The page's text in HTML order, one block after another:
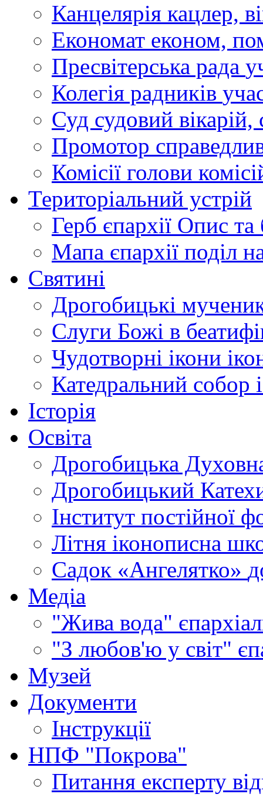
Канцелярія кацлер,
Економат економ,
Пресвітерська рада
Колегія радників
Суд судовий вікарій,
Промотор
Комісії голови
Територіальний устрій
Герб єпархії Опис та
Мапа єпархії поділ
Святині
Дрогобицькі
Слуги Божі в
Чудотворні ікони
Катедральний собор
Історія
Освіта
Дрогобицька
Дрогобицький
Інститут постійної
Літня іконописна
Садок «Ангелятко»
Медіа
"Жива вода"
"З любов'ю у світ"
Музей
Документи
Інструкції
НПФ "Покрова"
Питання експерту